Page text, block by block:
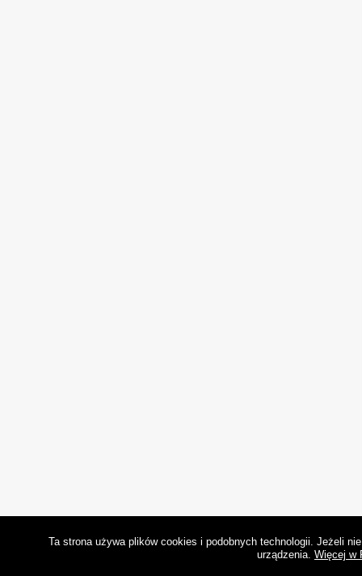
Ta strona używa plików cookies i podobnych technologii. Jeżeli
urządzenia. Więcej w